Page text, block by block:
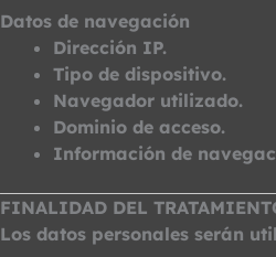
Datos de navegación
Dirección IP.
Tipo de dispositivo.
Navegador utilizado.
Dominio de acceso.
Información de
FINALIDAD DEL
Los datos personales serán